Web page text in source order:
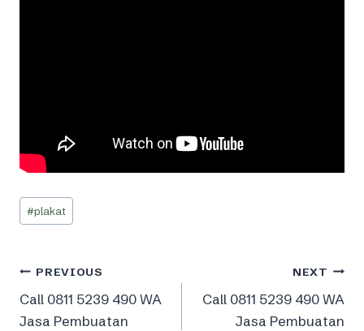
Post
Tags:
#plakat
Post
navigation
PREVIOUS
Call 0811 5239 490 WA
Jasa Pembuatan
NEXT
Call 0811 5239 490 WA
Jasa Pembuatan